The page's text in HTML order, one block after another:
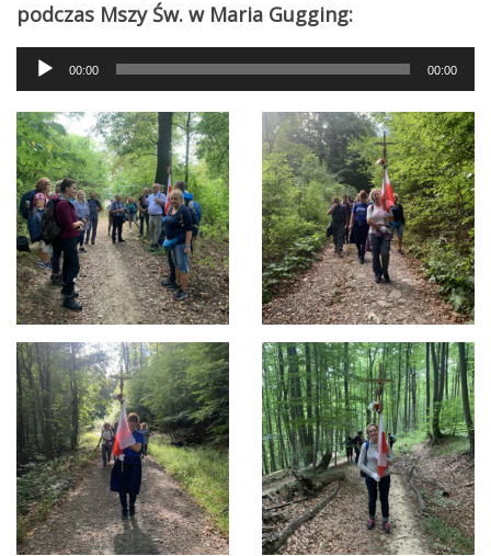
podczas Mszy Św. w Maria Gugging:
Audio
Player
00:00 00:00